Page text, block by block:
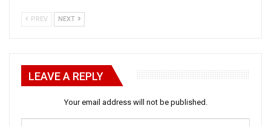
PREV NEXT
LEAVE A REPLY
Your email address will not be published.